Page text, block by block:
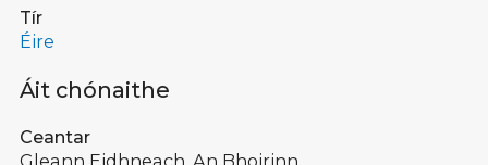
Tír
Éire
Áit chónaithe
Ceantar